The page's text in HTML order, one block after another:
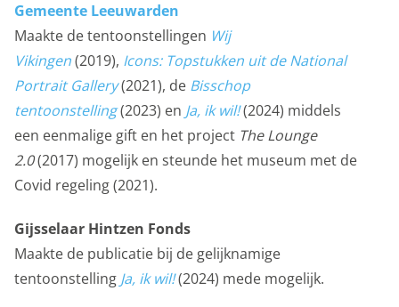
Gemeente Leeuwarden
Maakte de tentoonstellingen Wij
Vikingen(2019), Icons: Topstukken uit de National
Portrait Gallery(2021), de Bisschop
tentoonstelling(2023) en Ja, ik wil!(2024) middels
een eenmalige gift en het project The Lounge
2.0(2017) mogelijk en steunde het museum met de
Covid regeling (2021).
Gijsselaar Hintzen Fonds
Maakte de publicatie bij de gelijknamige
tentoonstelling Ja, ik wil!(2024) mede mogelijk.